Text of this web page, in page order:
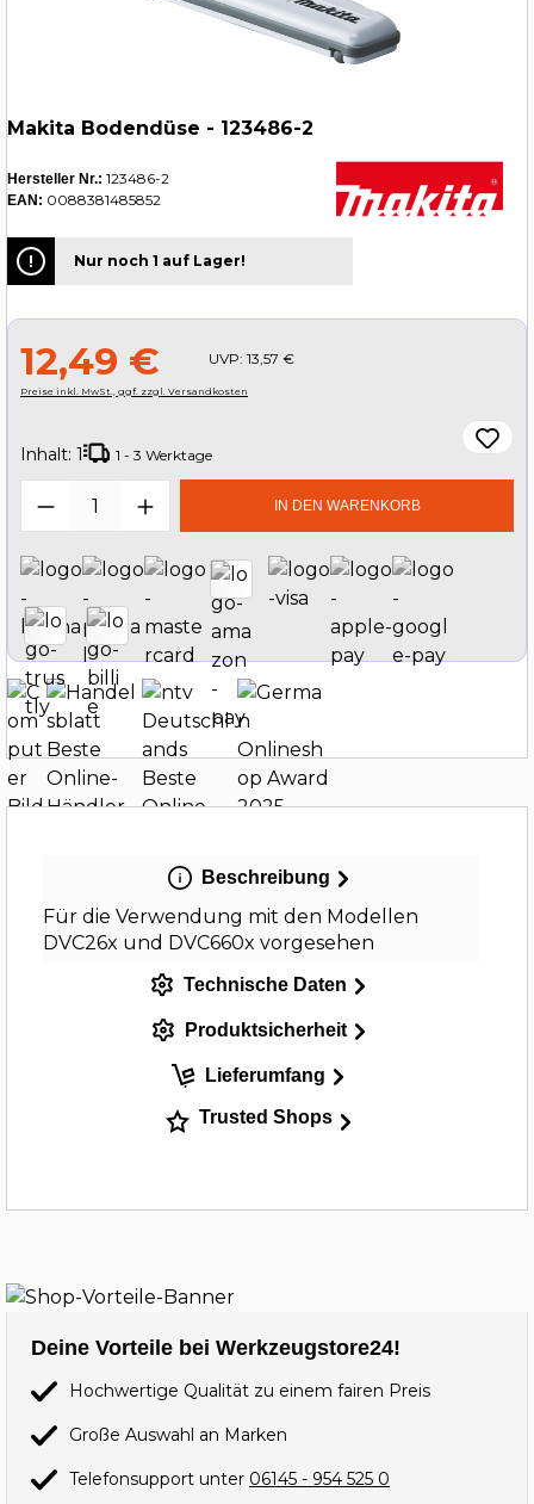
Makita Bodendüse - 123486-2
Hersteller Nr.: 123486-2
EAN: 0088381485852
Nur noch 1 auf Lager!
12,49 € UVP: 13,57 €
Preise inkl. MwSt., ggf. zzgl. Versandkosten
Inhalt: 1 1 - 3 Werktage
Produkt Anzahl: Gib denIN DEN WARENKORB
Beschreibung
Für die Verwendung mit den Modellen
DVC26x und DVC660x vorgesehen
Technische Daten
Produktsicherheit
Lieferumfang
Trusted Shops
Deine Vorteile bei Werkzeugstore24!
Hochwertige Qualität zu einem fairen Preis
Große Auswahl an Marken
Telefonsupport unter 06145 - 954 525 0